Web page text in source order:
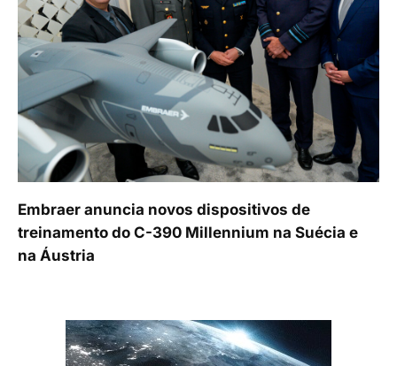
Embraer anuncia novos dispositivos de
treinamento do C-390 Millennium na Suécia e
na Áustria